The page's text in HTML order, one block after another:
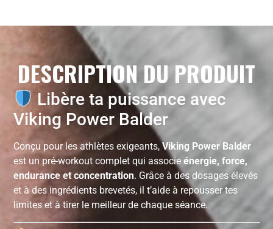
DESCRIPTION DU PRODUIT
Libère ta puissance avec
Viking Power Balder
Conçu pour les athlètes exigeants,Viking Power Balder
est un pré-workout complet qui associeénergie, force,
endurance et concentration. Grâce à des dosages élevés
et à des ingrédients brevetés, il t’aide à repousser tes
limites et à tirer le meilleur de chaque séance.